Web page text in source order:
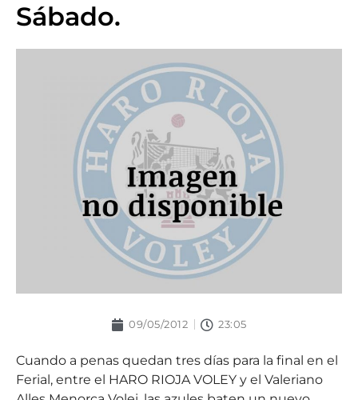
Sábado.
09/05/2012 23:05
Cuando a penas quedan tres días para la final en el
Ferial, entre el HARO RIOJA VOLEY y el Valeriano